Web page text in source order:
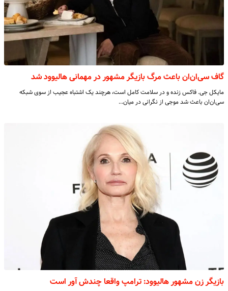
گاف سی‌ان‌ان باعث مرگ بازیگر مشهور در مهمانی هالیوود شد
مایکل جی. فاکس زنده و در سلامت کامل است، هرچند یک اشتباه عجیب از سوی شبکه
سی‌ان‌ان باعث شد موجی از نگرانی در میان…
بازیگر زن مشهور هالیوود: ترامپ واقعا چندش آور است